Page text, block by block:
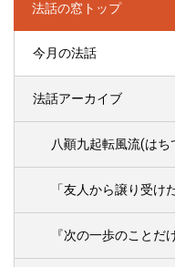
法話の窓トップ
今月の法話
法話アーカイブ
八顚九起転風流(は
「友人から譲り受
『次の一歩のことだけ